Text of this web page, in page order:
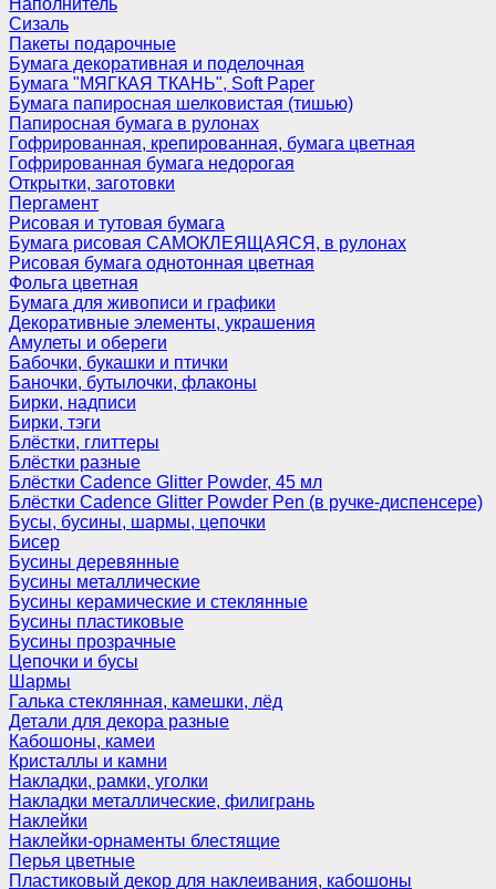
Наполнитель
Сизаль
Пакеты подарочные
Бумага декоративная и поделочная
Бумага "МЯГКАЯ ТКАНЬ", Soft Paper
Бумага папиросная шелковистая (тишью)
Папиросная бумага в рулонах
Гофрированная, крепированная, бумага цветная
Гофрированная бумага недорогая
Открытки, заготовки
Пергамент
Рисовая и тутовая бумага
Бумага рисовая САМОКЛЕЯЩАЯСЯ, в рулонах
Рисовая бумага однотонная цветная
Фольга цветная
Бумага для живописи и графики
Декоративные элементы, украшения
Амулеты и обереги
Бабочки, букашки и птички
Баночки, бутылочки, флаконы
Бирки, надписи
Бирки, тэги
Блёстки, глиттеры
Блёстки разные
Блёстки Cadence Glitter Powder, 45 мл
Блёстки Cadence Glitter Powder Pen (в ручке-диспенсере)
Бусы, бусины, шармы, цепочки
Бисер
Бусины деревянные
Бусины металлические
Бусины керамические и стеклянные
Бусины пластиковые
Бусины прозрачные
Цепочки и бусы
Шармы
Галька стеклянная, камешки, лёд
Детали для декора разные
Кабошоны, камеи
Кристаллы и камни
Накладки, рамки, уголки
Накладки металлические, филигрань
Наклейки
Наклейки-орнаменты блестящие
Перья цветные
Пластиковый декор для наклеивания, кабошоны